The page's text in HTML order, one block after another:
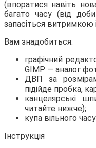
(впоратися навіть
багато часу (від
запасіться витримкою
Вам знадобиться:
графічний
GIMP — аналог
ДВП за
підійде пробка,
канцелярські
читайте нижче);
купа вільного
Інструкція